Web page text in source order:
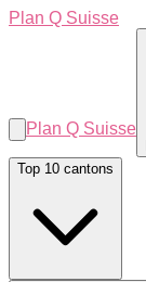
Plan Q Suisse
Plan Q Suisse
Top 10 cantons